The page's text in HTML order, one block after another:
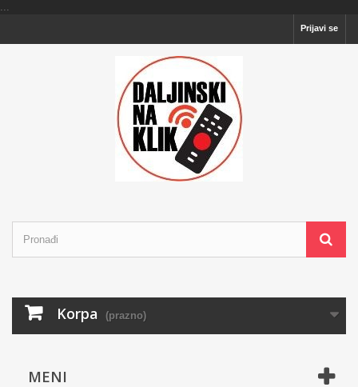
...
Prijavi se
Korpa (prazno)
MENI